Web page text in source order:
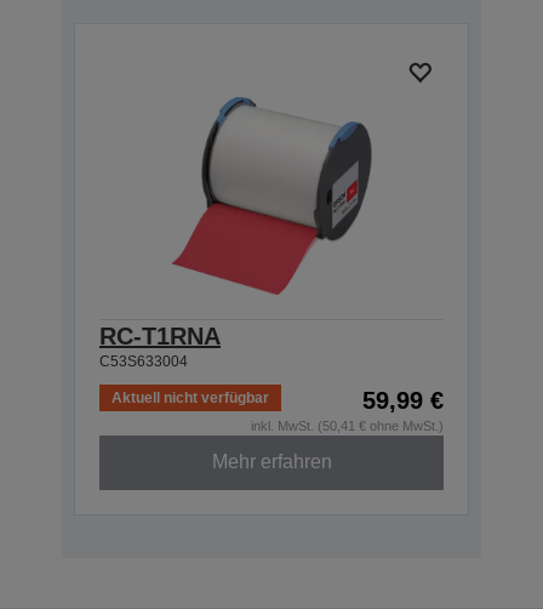
RC-T1RNA
C53S633004
Aktuell nicht verfügbar 59,99 €
inkl. MwSt. (50,41 € ohne MwSt.)
Mehr erfahren